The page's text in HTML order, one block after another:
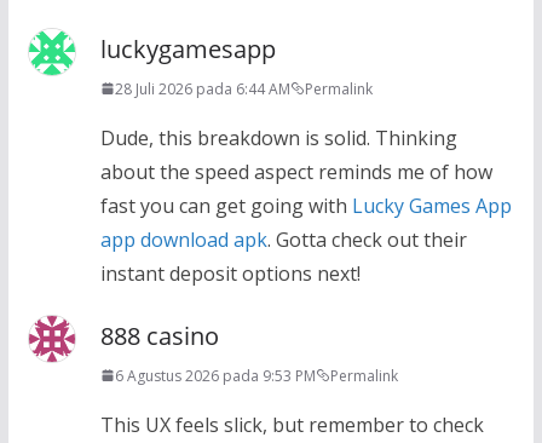
luckygamesapp
28 Juli 2026 pada 6:44 AM Permalink
Dude, this breakdown is solid. Thinking
about the speed aspect reminds me of how
fast you can get going with Lucky Games App
app download apk. Gotta check out their
instant deposit options next!
888 casino
6 Agustus 2026 pada 9:53 PM Permalink
This UX feels slick, but remember to check